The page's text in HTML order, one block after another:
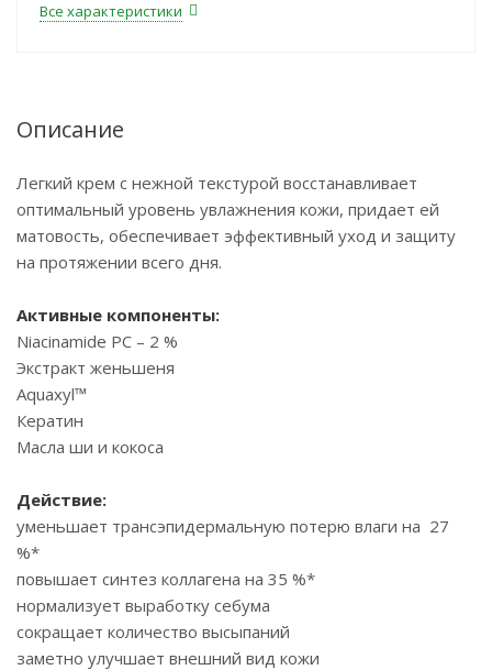
Все характеристики
Описание
Легкий крем с нежной текстурой восстанавливает
оптимальный уровень увлажнения кожи, придает ей
матовость, обеспечивает эффективный уход и защиту
на протяжении всего дня.
Активные компоненты:
Niacinamide PC – 2 %
Экстракт женьшеня
Aquaxyl™
Кератин
Масла ши и кокоса
Действие:
уменьшает трансэпидермальную потерю влаги на 27
%*
повышает синтез коллагена на 35 %*
нормализует выработку себума
сокращает количество высыпаний
заметно улучшает внешний вид кожи